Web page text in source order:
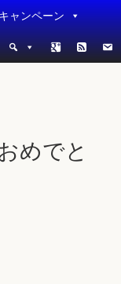
キャンペーン
めでと